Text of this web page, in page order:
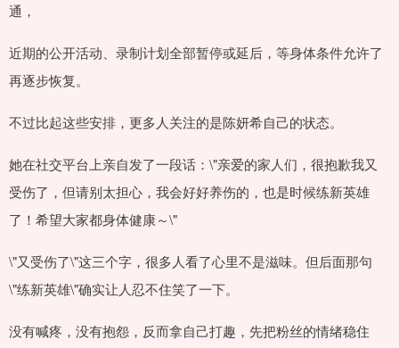
通，
近期的公开活动、录制计划全部暂停或延后，等身体条件允许了
再逐步恢复。
不过比起这些安排，更多人关注的是陈妍希自己的状态。
她在社交平台上亲自发了一段话：\"亲爱的家人们，很抱歉我又
受伤了，但请别太担心，我会好好养伤的，也是时候练新英雄
了！希望大家都身体健康～\"
\"又受伤了\"这三个字，很多人看了心里不是滋味。但后面那句
\"练新英雄\"确实让人忍不住笑了一下。
没有喊疼，没有抱怨，反而拿自己打趣，先把粉丝的情绪稳住